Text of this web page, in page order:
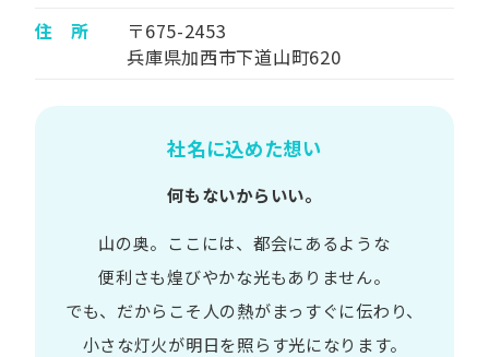
住 所
〒675-2453
兵庫県加西市下道山町620
社名に込めた想い
何もないからいい。
山の​奥。​ここには、​都会に​あるような​
便利さも煌びやかな​光も​ありません。​
でも、​だから​こそ 人の​熱が​まっすぐに​伝わり、
小さな​灯火が​明日を​照らす光に​なります。